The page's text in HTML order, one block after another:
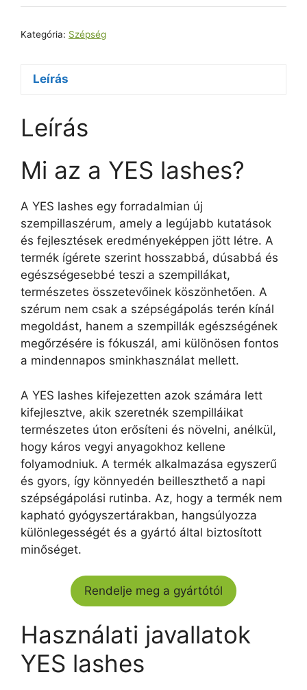
Kategória: Szépség
Leírás
Leírás
Mi az a YES lashes?
A YES lashes egy forradalmian új
szempillaszérum, amely a legújabb kutatások
és fejlesztések eredményeképpen jött létre. A
termék ígérete szerint hosszabbá, dúsabbá és
egészségesebbé teszi a szempillákat,
természetes összetevőinek köszönhetően. A
szérum nem csak a szépségápolás terén kínál
megoldást, hanem a szempillák egészségének
megőrzésére is fókuszál, ami különösen fontos
a mindennapos sminkhasználat mellett.
A YES lashes kifejezetten azok számára lett
kifejlesztve, akik szeretnék szempilláikat
természetes úton erősíteni és növelni, anélkül,
hogy káros vegyi anyagokhoz kellene
folyamodniuk. A termék alkalmazása egyszerű
és gyors, így könnyedén beilleszthető a napi
szépségápolási rutinba. Az, hogy a termék nem
kapható gyógyszertárakban, hangsúlyozza
különlegességét és a gyártó által biztosított
minőséget.
Rendelje meg a gyártótól
Használati javallatok
YES lashes